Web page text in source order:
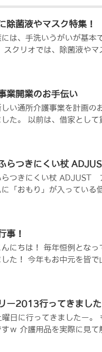
除菌液やマスク特集！
は、手洗いうがいが基本
スクリオでは、除菌液や
業開業のお手伝い
しい通所介護事業を計画の
た。 以前は、借家として
らつきにくい杖
らつきにくい杖 ADJUST
に「おもり」が入っている
事！
にちは！ 毎年恒例となっ
た！ 今年もお中元を皆で
ー2013行ってきました
日に行ってきましたー。
ｗ 介護用品を実際に見て